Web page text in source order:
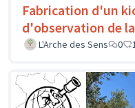
Fabrication d'un
d'observation de
L'Arche des Sens
0